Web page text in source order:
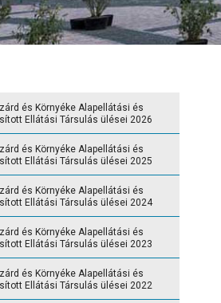
és Környéke Alapellátási és
Ellátási Társulás ülései 2026
és Környéke Alapellátási és
Ellátási Társulás ülései 2025
és Környéke Alapellátási és
Ellátási Társulás ülései 2024
és Környéke Alapellátási és
Ellátási Társulás ülései 2023
és Környéke Alapellátási és
Ellátási Társulás ülései 2022